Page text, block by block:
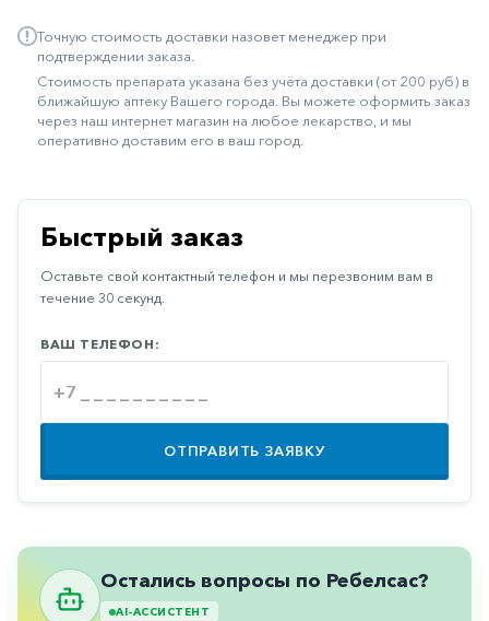
средства
Неврологические
Остеопороз
Паркинсон
Противоаллергические
Противовирусные
Противогрибковые
Противоопухолевые
Противоподагрические
Противорвотные
Пульмонология
Точную стоимость доставки назовет менеджер при
подтверждении заказа.
Стоимость препарата указана без учёта доставки (от 200 руб) в
ближайшую аптеку Вашего города. Вы можете оформить заказ
через наш интернет магазин на любое лекарство, и мы
оперативно доставим его в ваш город.
Быстрый заказ
Оставьте свой контактный телефон и мы перезвоним вам в
течение 30 секунд.
ВАШ ТЕЛЕФОН:
ОТПРАВИТЬ ЗАЯВКУ
Остались вопросы по Ребелсас?
AI-АССИСТЕНТ